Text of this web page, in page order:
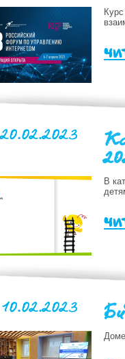
20.02.2023
В
10.02.2023